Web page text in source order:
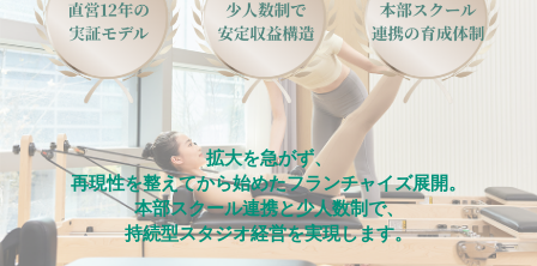
拡大を急がず、
再現性を整えてから始めたフランチャイズ展開。
本部スクール連携と少人数制で、
持続型スタジオ経営を実現します。